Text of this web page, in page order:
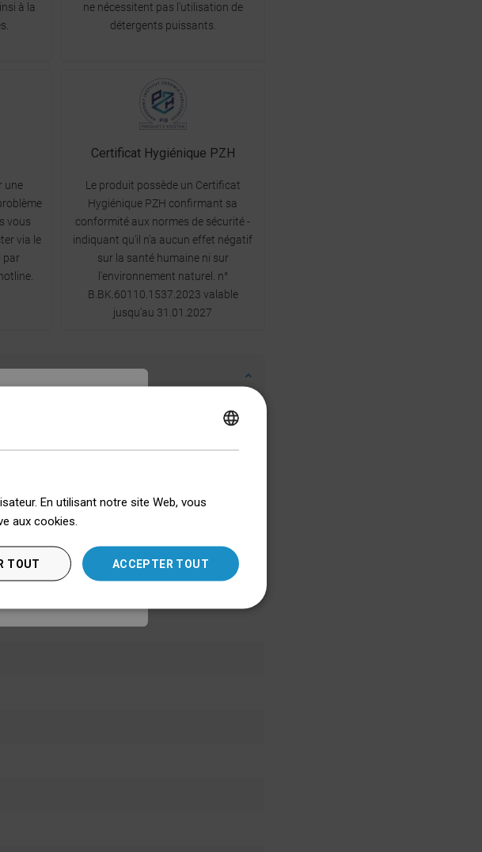
à la
ne nécessitent pas l'utilisation de
détergents puissants.
une
vous
via le
par
Certificat Hygiénique PZH
Le produit possède un Certificat
Hygiénique PZH confirmant sa
conformité aux normes de sécurité -
indiquant qu'il n'a aucun effet négatif
sur la santé humaine ni sur
l'environnement naturel. n°
B.BK.60110.1537.2023 valable
jusqu'au 31.01.2027
LITHUANIAN
En utilisant notre site Web, vous
aux cookies.
ACCEPTER TOUT
TOUT